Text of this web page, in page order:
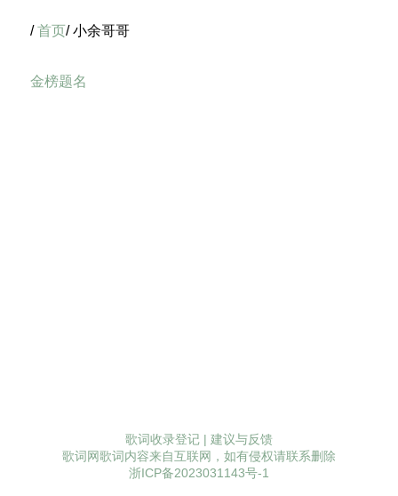
/首页/ 小余哥哥
金榜题名
歌词收录登记 | 建议与反馈
歌词网歌词内容来自互联网，如有侵权请联系删除
浙ICP备2023031143号-1